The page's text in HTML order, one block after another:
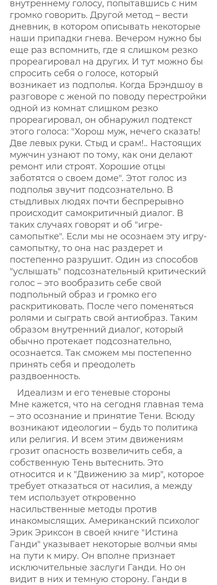
внутреннему голосу, попытавшись с ним
громко говорить. Другой метод – вести
дневник, в котором описывать некоторые
наши припадки гнева. Вечером нужно бы
еще раз вспомнить, где я слишком резко
прореагировал на других. И тут можно бы
спросить себя о голосе, который
возникает из подполья. Когда Брэндшоу в
разговоре с женой по поводу перестройки
одной из комнат слишком резко
прореагировал, он обнаружил подтекст
этого голоса: "Хорош муж, нечего сказать!
Две левых руки. Стыд и срам!.. Настоящих
мужчин узнают по тому, как они делают
ремонт или строят. Хорошие отцы
заботятся о своем доме". Этот голос из
подполья звучит подсознательно. В
стыдливых людях почти беспрерывно
происходит самокритичный диалог. В
таких случаях говорят и об "игре-
самопытке". Если мы не осознаем эту игру-
самопытку, то она нас раздерет и
постепенно разрушит. Один из способов
"услышать" подсознательный критический
голос – это вообразить себе свой
подпольный образ и громко его
раскритиковать. После чего поменяться
ролями и сыграть свой антиобраз. Таким
образом внутренний диалог, который
обычно протекает подсознательно,
осознается. Так сможем мы постепенно
принять себя и преодолеть
раздвоенность.
Идеализм и его теневые стороны
Мне кажется, что на сегодня главная тема
– это осознание и принятие Тени. Всюду
возникают идеологии – будь то политика
или религия. И всем этим движениям
грозит опасность возвеличить себя, а
собственную Тень вытеснить. Это
относится и к "Движению за мир", которое
требует отказаться от насилия, а между
тем использует откровенно
насильственные методы против
инакомыслящих. Американский психолог
Эрик Эриксон в своей книге "Истина
Ганди" указывает некоторые волчьи ямы
на пути к миру. Он вполне признает
исключительные заслуги Ганди. Но он
видит в них и темную сторону. Ганди в